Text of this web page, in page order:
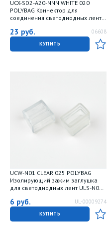
UCX-SD2-A20-NNN WHITE 020
POLYBAG Коннектор для
соединения светодиодных лент
контакта. IP20. Белый. 20 штук в
пакете. TM Uniel
23 руб. 06608
КУПИТЬ
UCW-N01 CLEAR 025 POLYBAG
Изолирующий зажим заглушка
для светодиодных лент ULS-N01
прозрачный. 25 штук в пакете. TM
Uniel
6 руб. UL-00009274
КУПИТЬ